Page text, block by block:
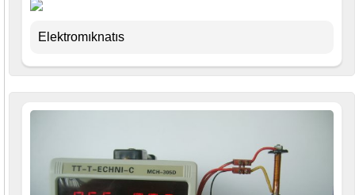
Elektromıknatıs